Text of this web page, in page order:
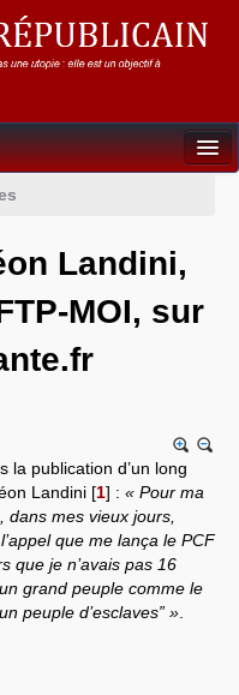
Landini,
MOI, sur
la publication d’un long
Landini [1] : « Pour ma
dans mes vieux jours,
que me lança le PCF
que je n’avais pas 16
grand peuple comme le
peuple d’esclaves” »